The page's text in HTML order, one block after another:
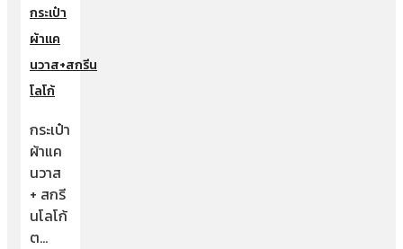
กระเป๋า
ผ้าแค
นวาส+สกรีน
โลโก้
กระเป๋า
ผ้าแค
นวาส
+ สกรี
นโลโก้
ต…